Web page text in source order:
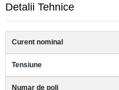
Detalii Tehnice
Curent nominal
Tensiune
Numar de poli